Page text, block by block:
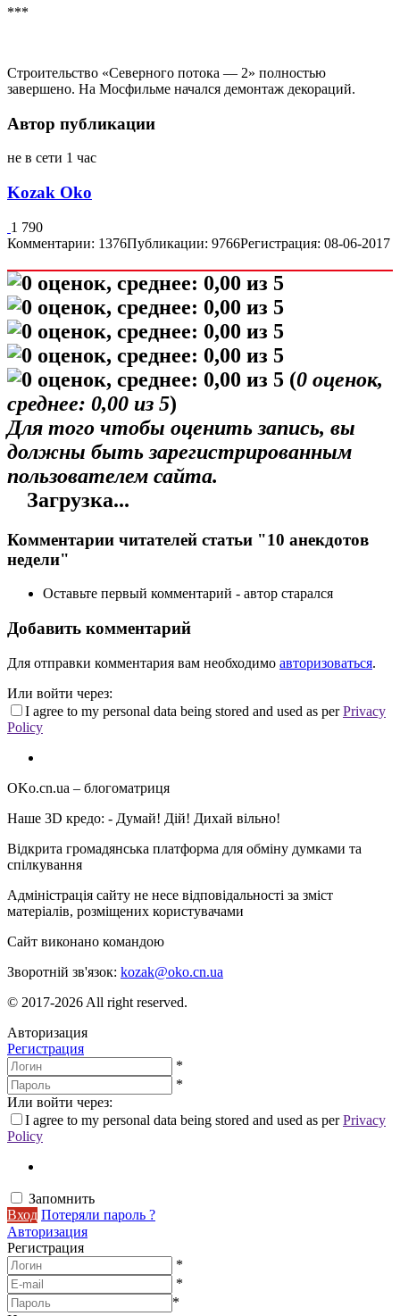
***
Строительство «Северного потока — 2» полностью
завершено. На Мосфильме начался демонтаж декораций.
Автор публикации
не в сети 1 час
Kozak Oko
1 790
Комментарии: 1376Публикации: 9766Регистрация: 08-06-2017
(0 оценок,
среднее: 0,00 из 5)
Для того чтобы оценить запись, вы
должны быть зарегистрированным
пользователем сайта.
Загрузка...
Комментарии читателей статьи "10 анекдотов
недели"
Оставьте первый комментарий - автор старался
Добавить комментарий
Для отправки комментария вам необходимо авторизоваться.
Или войти через:
I agree to my personal data being stored and used as perPrivacy
Policy
OKo.cn.ua – блогоматриця
Наше 3D кредо: - Думай! Дій! Дихай вільно!
Відкрита громадянська платформа для обміну думками та
спілкування
Адміністрація сайту не несе відповідальності за зміст
матеріалів, розміщених користувачами
Сайт виконано командою
Зворотній зв'язок: kozak@oko.cn.ua
© 2017-2026 All right reserved.
Авторизация
Регистрация
*
*
Или войти через:
I agree to my personal data being stored and used as perPrivacy
Policy
Запомнить
Вход Потеряли пароль ?
Авторизация
Регистрация
*
*
*